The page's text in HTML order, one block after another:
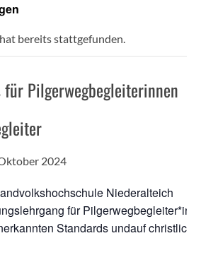
bereits stattgefunden.
Pilgerwegbegleiterinnen
2024
Niederalteich
für
Standards undauf